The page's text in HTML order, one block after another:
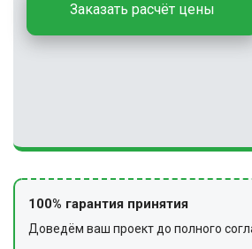
Заказать расчёт цены
100% гарантия принятия
Доведём ваш проект до полного